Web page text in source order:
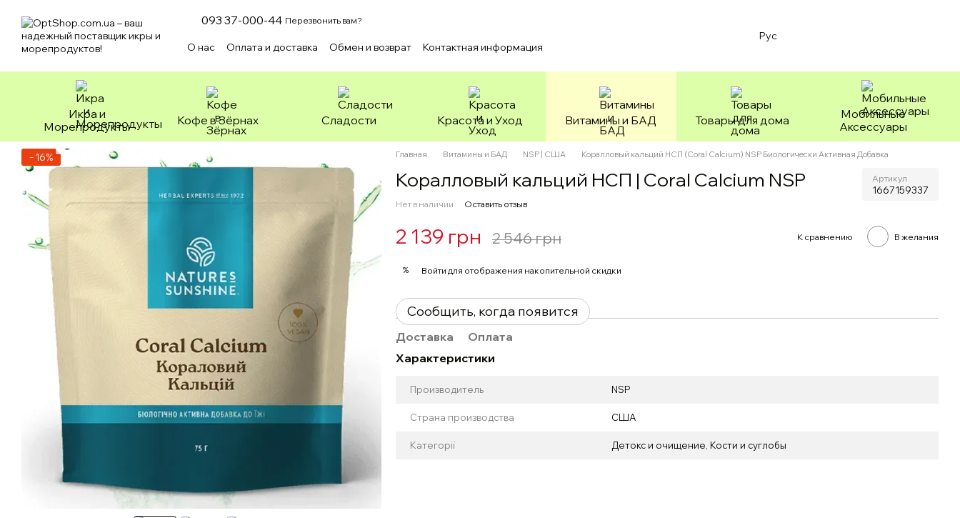
093 37-000-44 Перезвонить вам?
О нас Оплата и доставка Обмен и возврат
Контактная информация
Рус
Икра и
Морепродукты
Кофе в Зёрнах Сладости Красота и Уход Витамины и БАД Товары для дома
Мобильные
Аксессуары
−16% Главная Витамины и БАД NSP | США Коралловый кальций НСП (Coral Calcium) NSP Биологически Активная Добавка
Коралловый кальций НСП | Coral Calcium NSP Артикул
1667159337
Нет в наличии Оставить отзыв
2 139 грн 2 546 грн К сравнению В желания
% Войти для отображения накопительной скидки
Сообщить, когда появится
Доставка
Оплата
Характеристики
Производитель NSP
Страна производства США
Категорії Детокс и очищение, Кости и суглобы